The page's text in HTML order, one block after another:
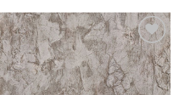
Dodaj
u listu
želja